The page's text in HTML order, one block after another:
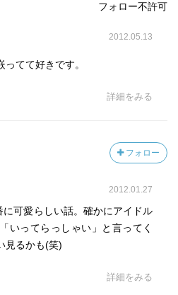
フォロー不許可
2012.05.13
てて好きです。
詳細をみる
フォロー
2012.01.27
可愛らしい話。確かにアイドル
いってらっしゃい」と言ってく
見るかも(笑)
詳細をみる